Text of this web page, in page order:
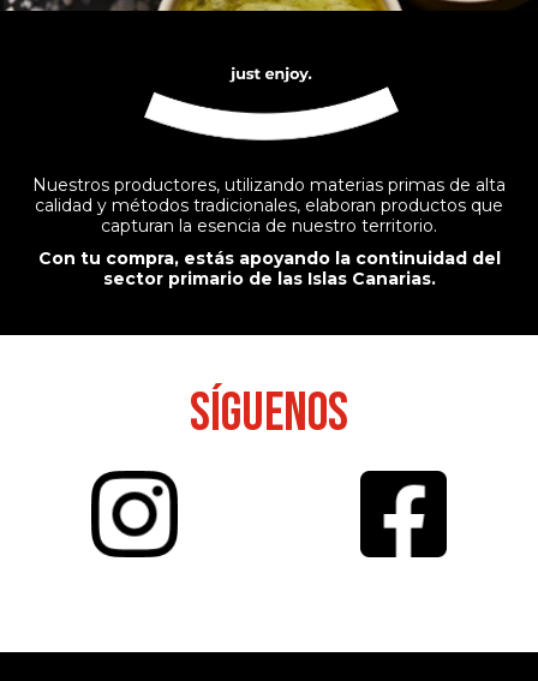
Nuestros productores, utilizando materias primas de alta
calidad y métodos tradicionales, elaboran productos que
capturan la esencia de nuestro territorio.
Con tu compra, estás apoyando la continuidad del
sector primario de las Islas Canarias.
SÍGUENOS